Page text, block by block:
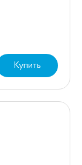
Купить